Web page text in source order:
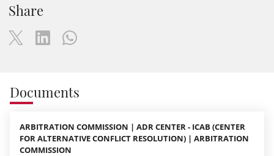
Share
Documents
ARBITRATION COMMISSION | ADR CENTER - ICAB (CENTER
FOR ALTERNATIVE CONFLICT RESOLUTION) | ARBITRATION
COMMISSION